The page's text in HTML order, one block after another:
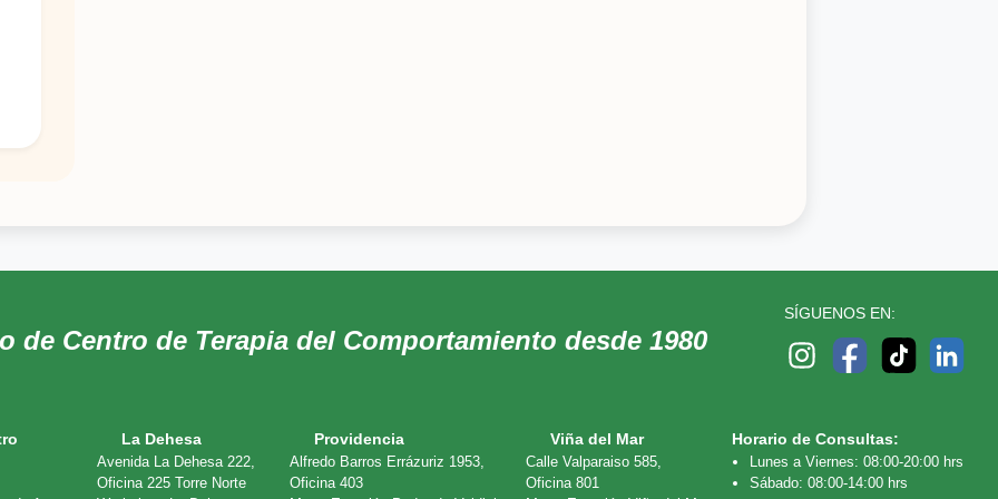
de Centro de Terapia del Comportamiento desde 1980
SÍGUENOS EN:
La Dehesa
Avenida La Dehesa 222,
Oficina 225 Torre Norte
Providencia
Alfredo Barros Errázuriz 1953,
Oficina 403
Viña del Mar
Calle Valparaiso 585,
Oficina 801
Horario de Consultas:
Lunes a Viernes: 08:00-20:00 hrs
Sábado: 08:00-14:00 hrs